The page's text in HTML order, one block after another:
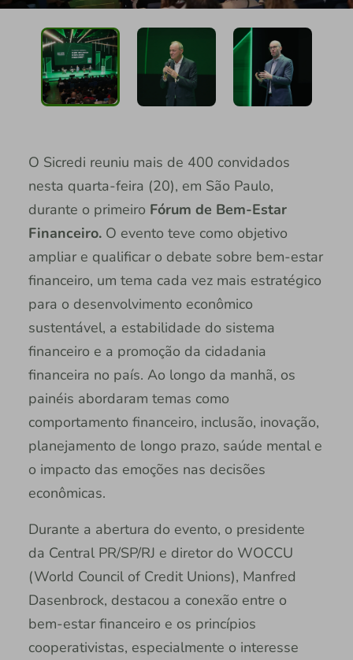
O Sicredi reuniu mais de 400 convidados
nesta quarta-feira (20), em São Paulo,
durante o primeiro Fórum de Bem-Estar
Financeiro. O evento teve como objetivo
ampliar e qualificar o debate sobre bem-estar
financeiro, um tema cada vez mais estratégico
para o desenvolvimento econômico
sustentável, a estabilidade do sistema
financeiro e a promoção da cidadania
financeira no país. Ao longo da manhã, os
painéis abordaram temas como
comportamento financeiro, inclusão, inovação,
planejamento de longo prazo, saúde mental e
o impacto das emoções nas decisões
econômicas.
Durante a abertura do evento, o presidente
da Central PR/SP/RJ e diretor do WOCCU
(World Council of Credit Unions), Manfred
Dasenbrock, destacou a conexão entre o
bem-estar financeiro e os princípios
cooperativistas, especialmente o interesse